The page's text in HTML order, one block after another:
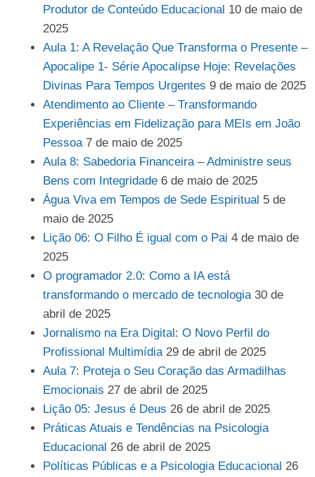
Produtor de Conteúdo Educacional 10 de maio de
2025
Aula 1: A Revelação Que Transforma o Presente –
Apocalipe 1- Série Apocalipse Hoje: Revelações
Divinas Para Tempos Urgentes 9 de maio de 2025
Atendimento ao Cliente – Transformando
Experiências em Fidelização para MEIs em João
Pessoa 7 de maio de 2025
Aula 8: Sabedoria Financeira – Administre seus
Bens com Integridade 6 de maio de 2025
Água Viva em Tempos de Sede Espiritual 5 de
maio de 2025
Lição 06: O Filho É igual com o Pai 4 de maio de
2025
O programador 2.0: Como a IA está
transformando o mercado de tecnologia 30 de
abril de 2025
Jornalismo na Era Digital: O Novo Perfil do
Profissional Multimídia 29 de abril de 2025
Aula 7: Proteja o Seu Coração das Armadilhas
Emocionais 27 de abril de 2025
Lição 05: Jesus é Deus 26 de abril de 2025
Práticas Atuais e Tendências na Psicologia
Educacional 26 de abril de 2025
Políticas Públicas e a Psicologia Educacional 26